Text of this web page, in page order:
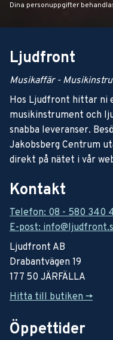
Dina personuppgifter
Ljudfront
Musikaffär -
Hos Ljudfront hittar ni
musikinstrument och
snabba leveranser.
Jakobsberg Centrum
direkt på nätet i vår
Kontakt
Telefon: 08 - 580 340
E-post:
Ljudfront AB
Drabantvägen 19
177 50 JÄRFÄLLA
Hitta till butiken ->
Öppettider